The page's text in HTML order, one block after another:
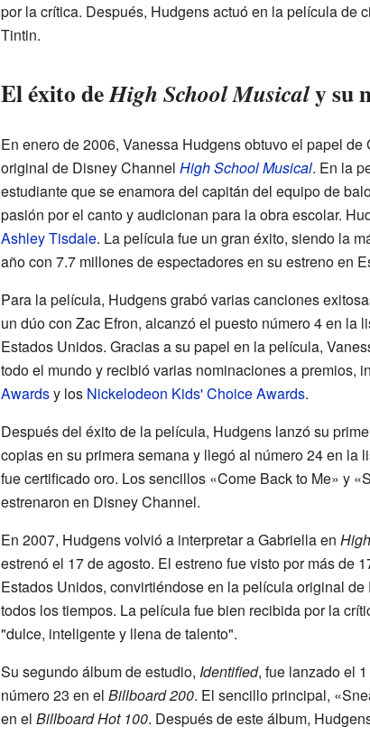
por la crítica. Después, Hudgens actuó en la película de
Tintin.
El éxito deHigh School Musicaly su
En enero de 2006, Vanessa Hudgens obtuvo el papel
original de Disney Channel High School Musical. En la
estudiante que se enamora del capitán del equipo de
pasión por el canto y audicionan para la obra escolar.
Ashley Tisdale. La película fue un gran éxito, siendo la
año con 7.7 millones de espectadores en su estreno en
Para la película, Hudgens grabó varias canciones
un dúo con Zac Efron, alcanzó el puesto número 4 en la
Estados Unidos. Gracias a su papel en la película,
todo el mundo y recibió varias nominaciones a premios,
Awardsy los Nickelodeon Kids' Choice Awards.
Después del éxito de la película, Hudgens lanzó su
copias en su primera semana y llegó al número 24 en la
fue certificado oro. Los sencillos «Come Back to Me» y
estrenaron en Disney Channel.
En 2007, Hudgens volvió a interpretar a Gabriella en
estrenó el 17 de agosto. El estreno fue visto por más de
Estados Unidos, convirtiéndose en la película original
todos los tiempos. La película fue bien recibida por la
"dulce, inteligente y llena de talento".
Su segundo álbum de estudio, Identified, fue lanzado el
número 23 en el Billboard 200. El sencillo principal,
en el Billboard Hot 100. Después de este álbum,